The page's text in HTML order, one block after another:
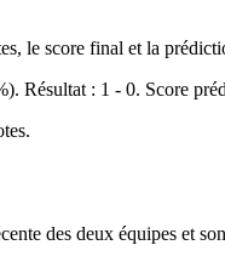
le score final et la
Résultat : 1 - 0. Score
des deux équipes et